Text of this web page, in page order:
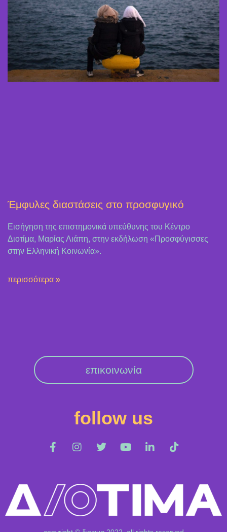
Έμφυλες διαστάσεις στο προσφυγικό
Εισήγηση της επιστημονικά υπεύθυνης του Κέντρο
Διοτίμα, Μαρίας Λιάπη, στην εκδήλωση «Προσφύγισσες
στην Ελληνική Κοινωνία».
περισσότερα »
επικοινωνία
follow us